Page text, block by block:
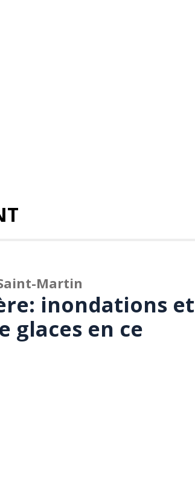
Martin
inondations et
glaces en ce